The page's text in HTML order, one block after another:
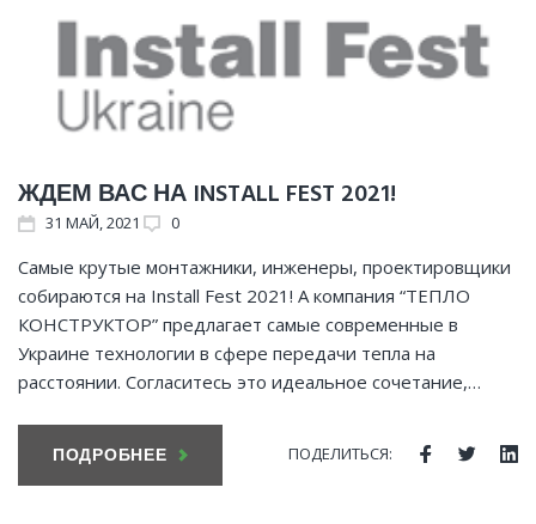
ЖДЕМ ВАС НА INSTALL FEST 2021!
31 МАЙ, 2021 0
Самые крутые монтажники, инженеры, проектировщики
собираются на Install Fest 2021! А компания “ТЕПЛО
КОНСТРУКТОР” предлагает самые современные в
Украине технологии в сфере передачи тепла на
расстоянии. Согласитесь это идеальное сочетание,…
ПОДРОБНЕЕ ПОДЕЛИТЬСЯ: FacebookTwitter